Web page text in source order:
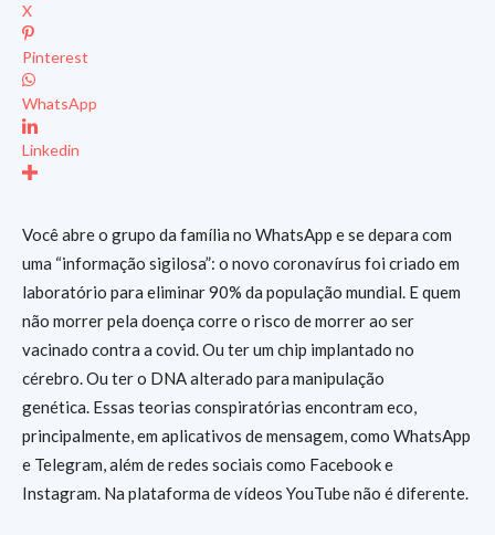
X
Pinterest
WhatsApp
Linkedin
Você abre o grupo da família no WhatsApp e se depara com
uma “informação sigilosa”: o novo coronavírus foi criado em
laboratório para eliminar 90% da população mundial. E quem
não morrer pela doença corre o risco de morrer ao ser
vacinado contra a covid. Ou ter um chip implantado no
cérebro. Ou ter o DNA alterado para manipulação
genética. Essas teorias conspiratórias encontram eco,
principalmente, em aplicativos de mensagem, como WhatsApp
e Telegram, além de redes sociais como Facebook e
Instagram. Na plataforma de vídeos YouTube não é diferente.